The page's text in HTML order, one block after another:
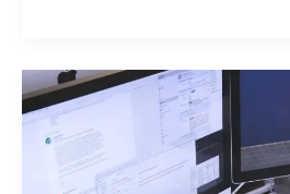
Crimes
Cibernéticos
–
Interrupção